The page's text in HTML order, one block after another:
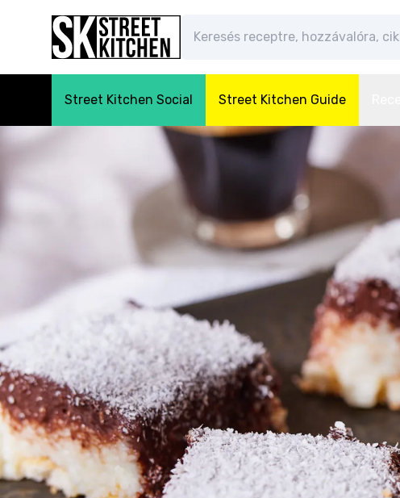
Street Kitchen Social Street Kitchen Guide